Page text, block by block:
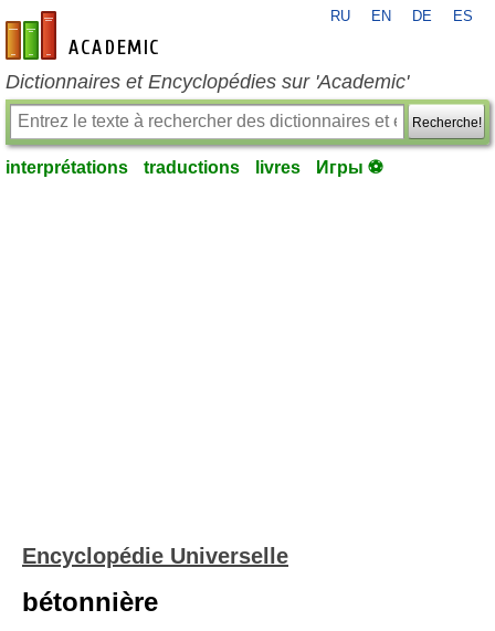
fr-academic.com
RU EN DE ES
Dictionnaires et Encyclopédies sur 'Academic'
Recherche!
interprétations traductions livres Игры ⚽
Encyclopédie Universelle
bétonnière